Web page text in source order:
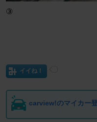
③
イイね！
carview!のマイカー